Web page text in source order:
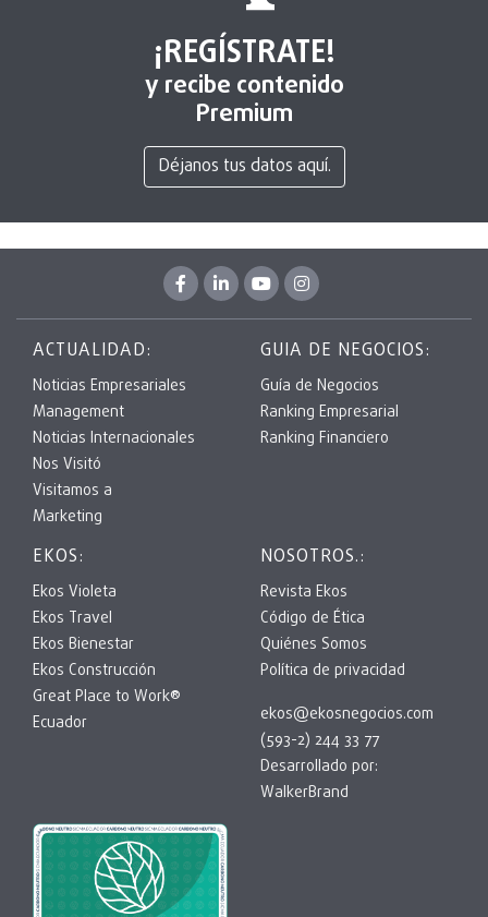
¡REGÍSTRATE!
y recibe contenido
Premium
Déjanos tus datos aquí.
ACTUALIDAD:
Noticias Empresariales
Management
Noticias Internacionales
Nos Visitó
Visitamos a
Marketing
GUIA DE NEGOCIOS:
Guía de Negocios
Ranking Empresarial
Ranking Financiero
EKOS:
Ekos Violeta
Ekos Travel
Ekos Bienestar
Ekos Construcción
Great Place to Work®
Ecuador
NOSOTROS.:
Revista Ekos
Código de Ética
Quiénes Somos
Política de privacidad
ekos@ekosnegocios.com
(593-2) 244 33 77
Desarrollado por:
WalkerBrand